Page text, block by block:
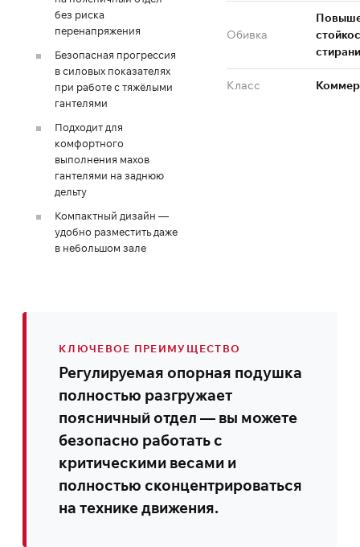
без риска
перенапряжения
Безопасная прогрессия
в силовых показателях
при работе с тяжёлыми
гантелями
Подходит для
комфортного
выполнения махов
гантелями на заднюю
дельту
Компактный дизайн —
удобно разместить даже
в небольшом зале
Обивка
Класс
КЛЮЧЕВОЕ ПРЕИМУЩЕСТВО
Регулируемая опорная подушка
полностью разгружает
поясничный отдел — вы можете
безопасно работать с
критическими весами и
полностью сконцентрироваться
на технике движения.